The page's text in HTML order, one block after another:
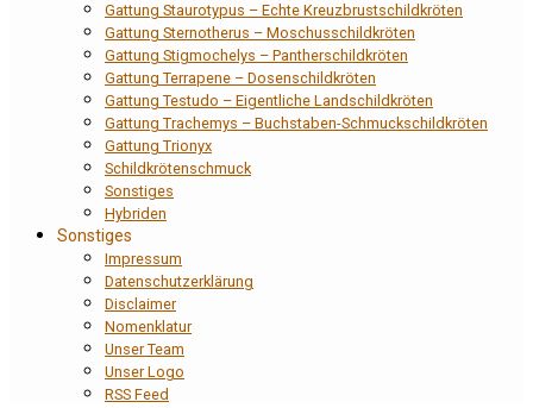
Gattung Staurotypus – Echte Kreuzbrustschildkröten
Gattung Sternotherus – Moschusschildkröten
Gattung Stigmochelys – Pantherschildkröten
Gattung Terrapene – Dosenschildkröten
Gattung Testudo – Eigentliche Landschildkröten
Gattung Trachemys – Buchstaben-Schmuckschildkröten
Gattung Trionyx
Schildkrötenschmuck
Sonstiges
Hybriden
Sonstiges
Impressum
Datenschutzerklärung
Disclaimer
Nomenklatur
Unser Team
Unser Logo
RSS Feed